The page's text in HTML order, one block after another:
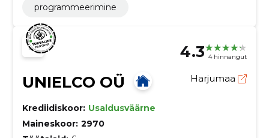
programmeerimine
4.3 4 hinnangut
UNIELCO OÜ Harjumaa
Krediidiskoor: Usaldusväärne
Maineskoor: 2970